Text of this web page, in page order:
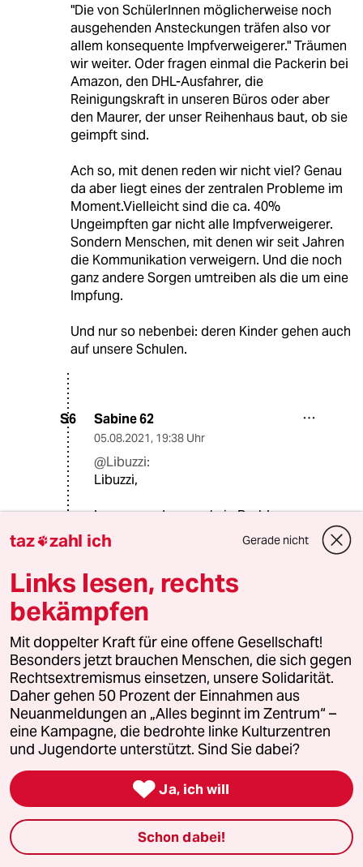
"Die von SchülerInnen möglicherweise noch
ausgehenden Ansteckungen träfen also vor
allem konsequente Impfverweigerer." Träumen
wir weiter. Oder fragen einmal die Packerin bei
Amazon, den DHL-Ausfahrer, die
Reinigungskraft in unseren Büros oder aber
den Maurer, der unser Reihenhaus baut, ob sie
geimpft sind.
Ach so, mit denen reden wir nicht viel? Genau
da aber liegt eines der zentralen Probleme im
Moment.Vielleicht sind die ca. 40%
Ungeimpften gar nicht alle Impfverweigerer.
Sondern Menschen, mit denen wir seit Jahren
die Kommunikation verweigern. Und die noch
ganz andere Sorgen umtreiben als die um eine
Impfung.
Und nur so nebenbei: deren Kinder gehen auch
auf unsere Schulen.
S6 Sabine 62
05.08.2021, 19:38 Uhr
@Libuzzi:
Libuzzi,
lass uns reden, gar kein Problem.
Wenige verweigern die
Kommunikation mit mir, kenn aber
geimpfte Reinigungskraft in CH. Bin ja
nicht blöd, nur weil ich putze.
Ihr Paketbot wurde, wie auch die
Amazonarbeiterin, vom Betriebsarzt
oder -ärztin geimpft.
Und der Maurer kann sich inzwischen
vor'm Baumarkt impfen. Wie alle
anderen auch.
Genau, auch mein Kind, 20, geimpft,
geht zur Berufsschule in DE mit
geimpften LehrerInnen.
Machen Sie sich mal nicht so'nen
taz zahl ich Gerade nicht
Links lesen, rechts
bekämpfen
Mit doppelter Kraft für eine offene Gesellschaft!
Besonders jetzt brauchen Menschen, die sich gegen
Rechtsextremismus einsetzen, unsere Solidarität.
Daher gehen 50 Prozent der Einnahmen aus
Neuanmeldungen an „Alles beginnt im Zentrum“ –
eine Kampagne, die bedrohte linke Kulturzentren
und Jugendorte unterstützt. Sind Sie dabei?
 Ja, ich will
Schon dabei!